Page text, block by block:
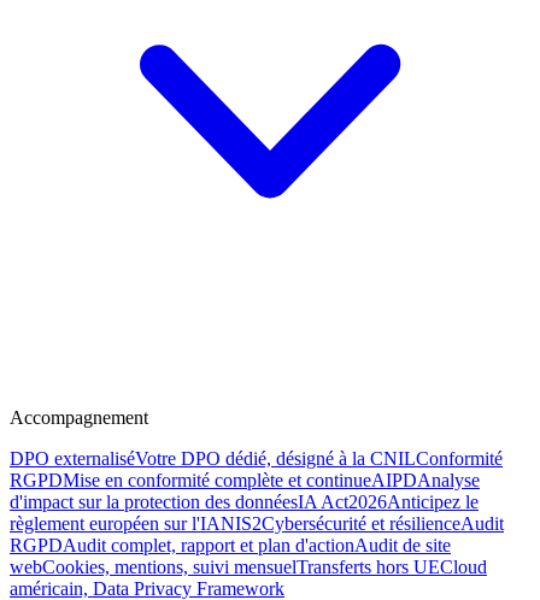
Accompagnement
DPO externaliséVotre DPO dédié, désigné à la CNILConformité
RGPDMise en conformité complète et continueAIPDAnalyse
d'impact sur la protection des donnéesIA Act2026Anticipez le
règlement européen sur l'IANIS2Cybersécurité et résilienceAudit
RGPDAudit complet, rapport et plan d'actionAudit de site
webCookies, mentions, suivi mensuelTransferts hors UECloud
américain, Data Privacy Framework